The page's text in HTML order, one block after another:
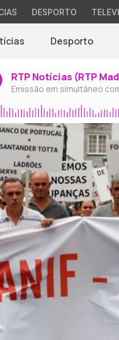
DESPORTO
Desporto
RTP Notícias (RTP
Emissão em simultâneo